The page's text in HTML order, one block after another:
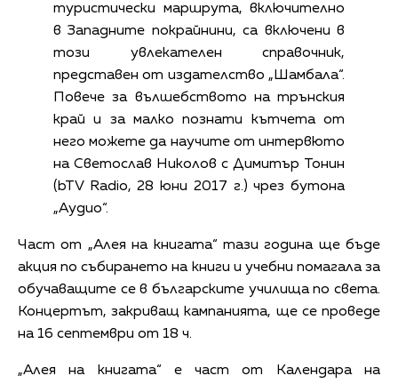
туристически маршрута, включително
в Западните покрайнини, са включени в
този увлекателен справочник,
представен от издателство „Шамбала“.
Повече за вълшебството на трънския
край и за малко познати кътчета от
него можете да научите от интервюто
на Светослав Николов с Димитър Тонин
(bTV Radio, 28 юни 2017 г.) чрез бутона
„Аудио“.
Част от „Алея на книгата“ тази година ще бъде
акция по събирането на книги и учебни помагала за
обучаващите се в българските училища по света.
Концертът, закриващ кампанията, ще се проведе
на 16 септември от 18 ч.
„Алея на книгата“ е част от Календара на